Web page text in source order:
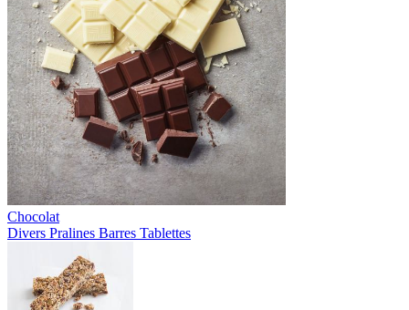
Chocolat
Divers Pralines Barres Tablettes